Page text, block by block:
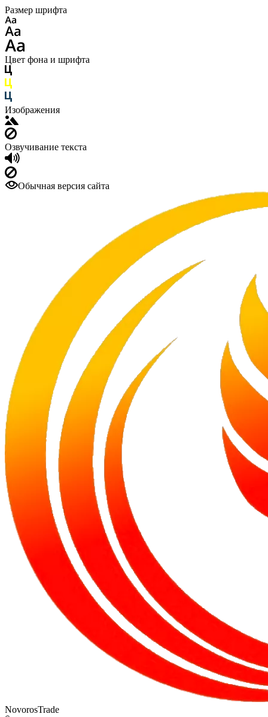
Размер шрифта
Цвет фона и шрифта
Изображения
Озвучивание текста
Обычная версия сайта
NovorosTrade